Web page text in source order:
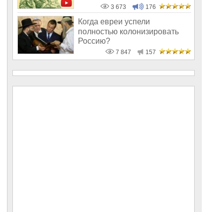
3 673 176
Когда евреи успели
полностью колонизировать
Россию?
7 847 157